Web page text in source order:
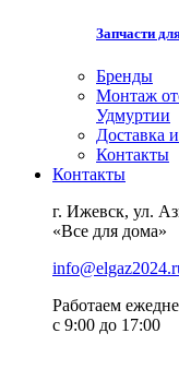
Запчасти
Бренды
Монтаж
Удмуртии
Доставка
Контакты
Контакты
г. Ижевск, ул.
«Все для дома»
Работаем
с 9:00 до 17:00